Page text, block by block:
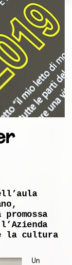
la cultura
Un